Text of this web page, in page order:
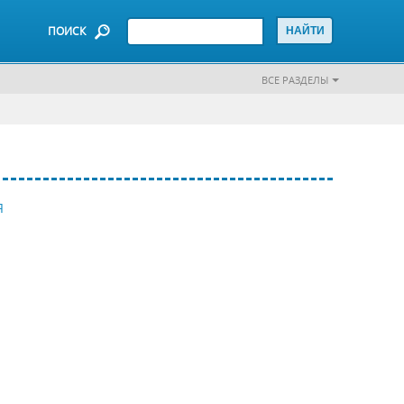
ПОИСК
ВСЕ РАЗДЕЛЫ